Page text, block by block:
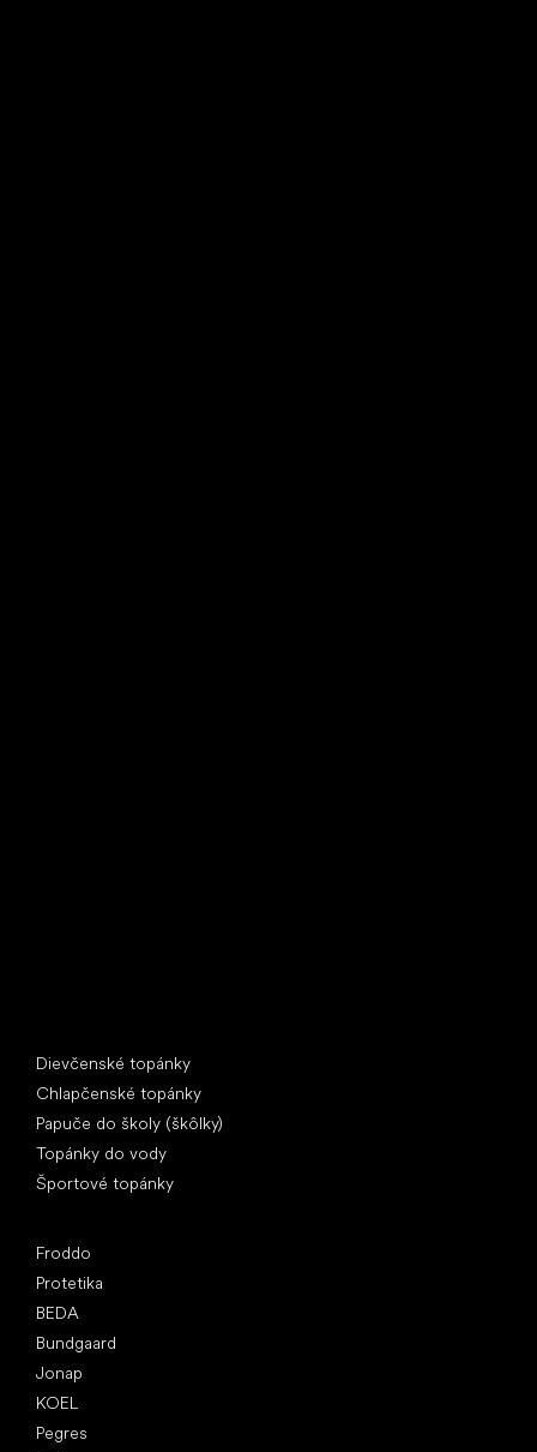
Dievčenské topánky
Chlapčenské topánky
Papuče do školy (škôlky)
Topánky do vody
Športové topánky
Froddo
Protetika
BEDA
Bundgaard
Jonap
KOEL
Pegres